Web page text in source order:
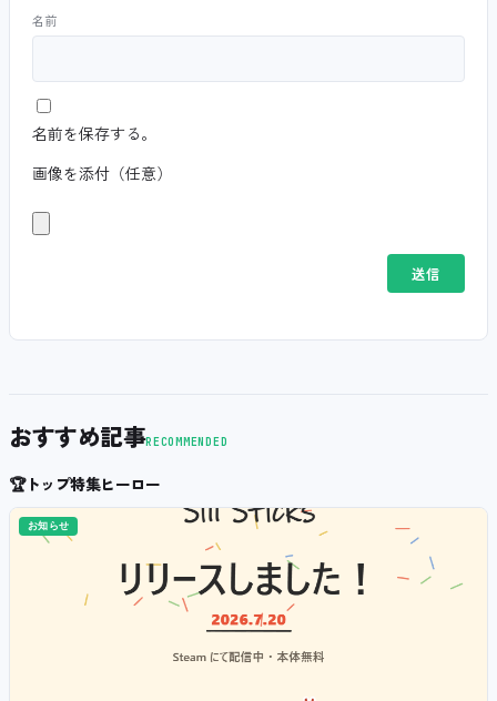
名前
名前を保存する。
画像を添付（任意）
おすすめ記事RECOMMENDED
🏆トップ特集ヒーロー
お知らせ